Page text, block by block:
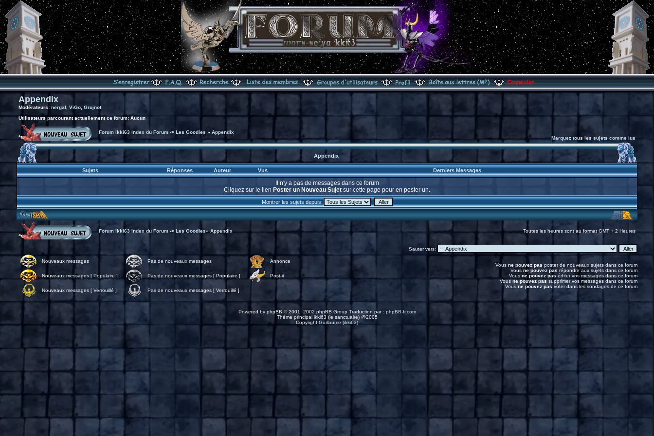
Appendix
Modérateurs: nergal ViGo Grujnot
Utilisateurs parcourant actuellement ce forum: Aucun
Forum Ikki63 Index du Forum -> Les Goodies » Appendix
Marquez tous les sujets comme lus
Appendix
Sujets Réponses Auteur Vus Derniers Messages
Il n'y a pas de messages dans ce forum
Cliquez sur le lien Poster un Nouveau Sujet sur cette page pour en poster un.
Montrer les sujets depuis:
Forum Ikki63 Index du Forum -> Les Goodies»Appendix Toutes les heures sont au format GMT + 2 Heures
Sauter vers:
Nouveaux messages Pas de nouveaux messages Annonce
Nouveaux messages [ Populaire ] Pas de nouveaux messages [ Populaire ] Post-it
Nouveaux messages [ Verrouillé ] Pas de nouveaux messages [ Verrouillé ]
Vous ne pouvez pas poster de nouveaux sujets dans ce forum
Vous ne pouvez pas répondre aux sujets dans ce forum
Vous ne pouvez pas éditer vos messages dans ce forum
Vousne pouvez passupprimer vos messages dans ce forum
Vous ne pouvez pas voter dans les sondages de ce forum
Powered by phpBB © 2001, 2002 phpBB Group Traduction par : phpBB-fr.com
Thème principal ikki63 (le sanctuaire) @2005
Copyright Guillaume (ikki63)